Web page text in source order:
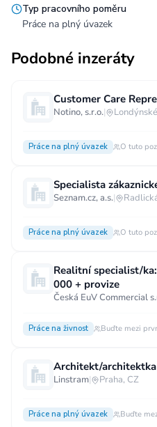
Typ pracovního poměru
Práce na plný úvazek
Podobné inzeráty
Customer Care
Notino, s.r.o.|
Práce na plný úvazek O tuto
Specialista
Seznam.cz, a.s.|
Práce na plný úvazek O tuto
Realitní specialist/
000 + provize
Česká EuV Commercial
Práce na živnost Buďte mezi
Architekt/
Linstram| Praha, CZ
Práce na plný úvazek Buďte